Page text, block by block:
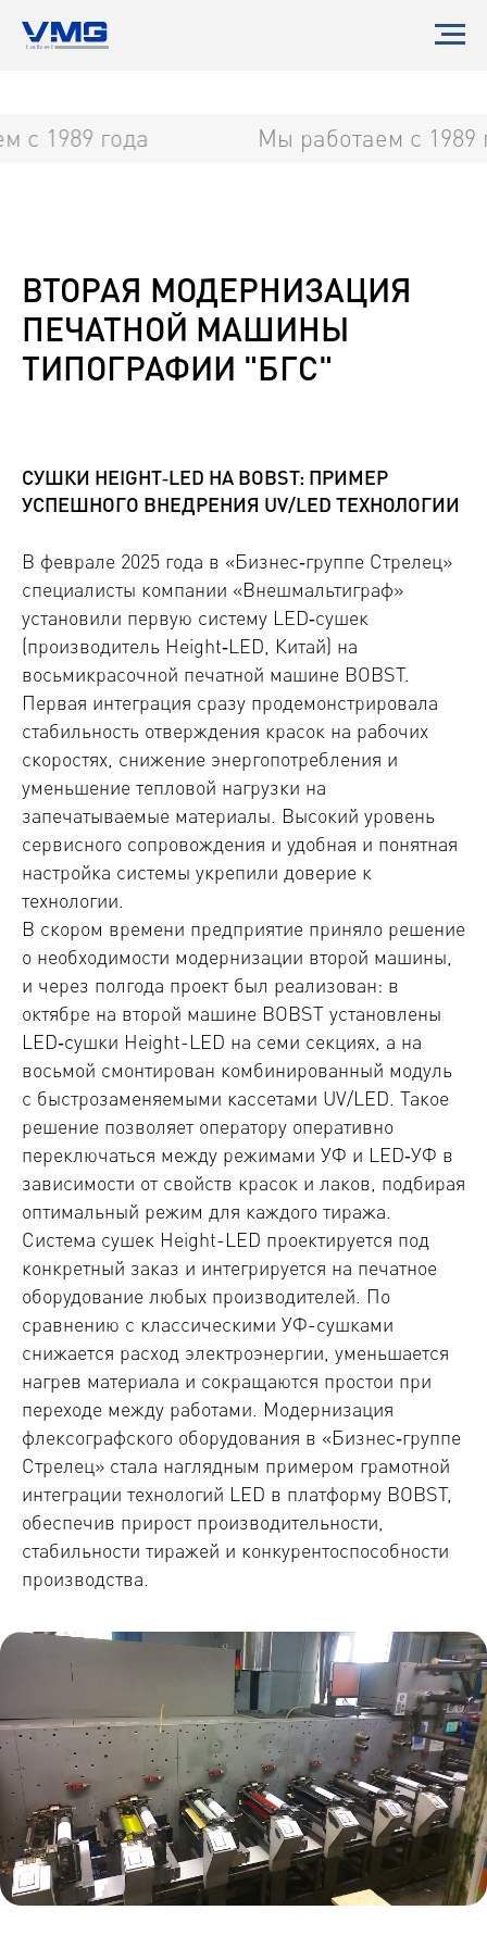
с 1989 года Мы работаем с 1989
ВТОРАЯ МОДЕРНИЗАЦИЯ
ПЕЧАТНОЙ МАШИНЫ
ТИПОГРАФИИ "БГС"
СУШКИ HEIGHT‑LED НА BOBST: ПРИМЕР
УСПЕШНОГО ВНЕДРЕНИЯ UV/LED ТЕХНОЛОГИИ
В феврале 2025 года в «Бизнес‑группе Стрелец»
специалисты компании «Внешмальтиграф»
установили первую систему LED‑сушек
(производитель Height‑LED, Китай) на
восьмикрасочной печатной машине BOBST.
Первая интеграция сразу продемонстрировала
стабильность отверждения красок на рабочих
скоростях, снижение энергопотребления и
уменьшение тепловой нагрузки на
запечатываемые материалы. Высокий уровень
сервисного сопровождения и удобная и понятная
настройка системы укрепили доверие к
технологии.
В скором времени предприятие приняло решение
о необходимости модернизации второй машины,
и через полгода проект был реализован: в
октябре на второй машине BOBST установлены
LED‑сушки Height-LED на семи секциях, а на
восьмой смонтирован комбинированный модуль
с быстрозаменяемыми кассетами UV/LED. Такое
решение позволяет оператору оперативно
переключаться между режимами УФ и LED‑УФ в
зависимости от свойств красок и лаков, подбирая
оптимальный режим для каждого тиража.
Система сушек Height-LED проектируется под
конкретный заказ и интегрируется на печатное
оборудование любых производителей. По
сравнению с классическими УФ-сушками
снижается расход электроэнергии, уменьшается
нагрев материала и сокращаются простои при
переходе между работами. Модернизация
флексографского оборудования в «Бизнес‑группе
Стрелец» стала наглядным примером грамотной
интеграции технологий LED в платформу BOBST,
обеспечив прирост производительности,
стабильности тиражей и конкурентоспособности
производства.